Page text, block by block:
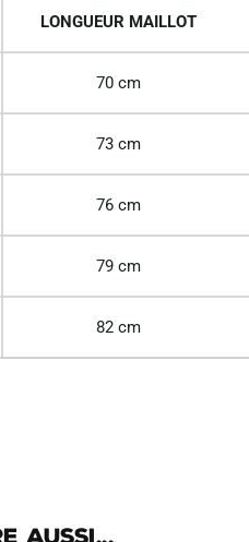
LONGUEUR MAILLOT
70 cm
73 cm
76 cm
79 cm
82 cm
aussi...